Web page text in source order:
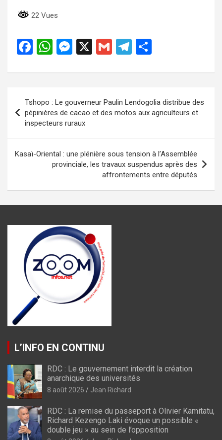
22 Vues
F
ce
b
o
o
k
W
at
s
A
p
p
M
se
g
er
X
G
ail
T
e
gr
a
ta
g
er
de
l’article
Tshopo : Le gouverneur Paulin Lendogolia distribue des
pépinières de cacao et des motos aux agriculteurs et
inspecteurs ruraux
Kasaï-Oriental : une plénière sous tension à l’Assemblée
provinciale, les travaux suspendus après des
affrontements entre députés
L’INFO EN CONTINU
RDC : Le gouvernement interdit la création
anarchique des universités
8 août 2026 Jean Richard
RDC : La remise du passeport à Olivier Kamitatu,
Richard Kezengo Laki évoque un possible «
double jeu » au sein de l’opposition